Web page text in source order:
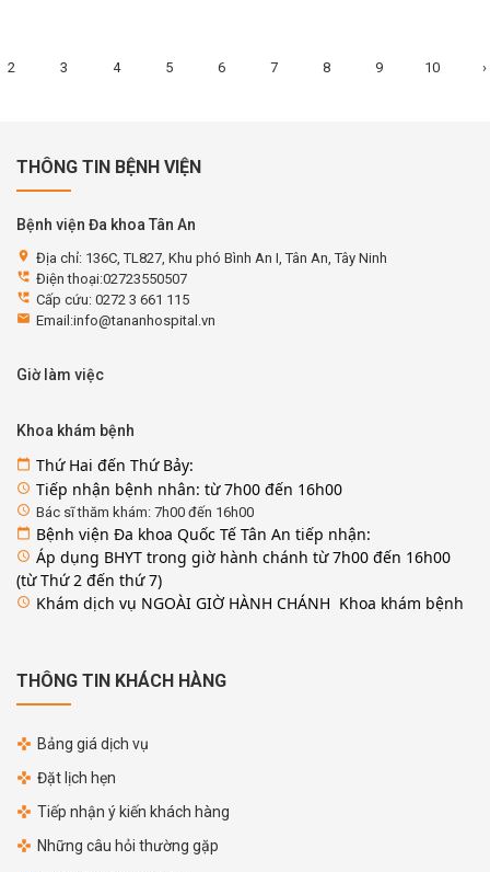
2 3 4 5 6 7 8 9 10 ›
THÔNG TIN BỆNH VIỆN
Bệnh viện Đa khoa Tân An
location_on Địa chỉ: 136C, TL827, Khu phó Bình An I, Tân An, Tây Ninh
perm_phone_msg Điện thoại:02723550507
perm_phone_msg Cấp cứu: 0272 3 661 115
email Email:info@tananhospital.vn
Giờ làm việc
Khoa khám bệnh
calendar_today Thứ Hai đến Thứ Bảy:
access_time Tiếp nhận bệnh nhân: từ 7h00 đến 16h00
access_time Bác sĩ thăm khám: 7h00 đến 16h00
calendar_today Bệnh viện Đa khoa Quốc Tế Tân An tiếp nhận:
access_time Áp dụng BHYT trong giờ hành chánh từ 7h00 đến 16h00
(từ Thứ 2 đến thứ 7)
access_time Khám dịch vụ NGOÀI GIỜ HÀNH CHÁNH Khoa khám bệnh
THÔNG TIN KHÁCH HÀNG
Bảng giá dịch vụ
Đặt lịch hẹn
Tiếp nhận ý kiến khách hàng
Những câu hỏi thường gặp